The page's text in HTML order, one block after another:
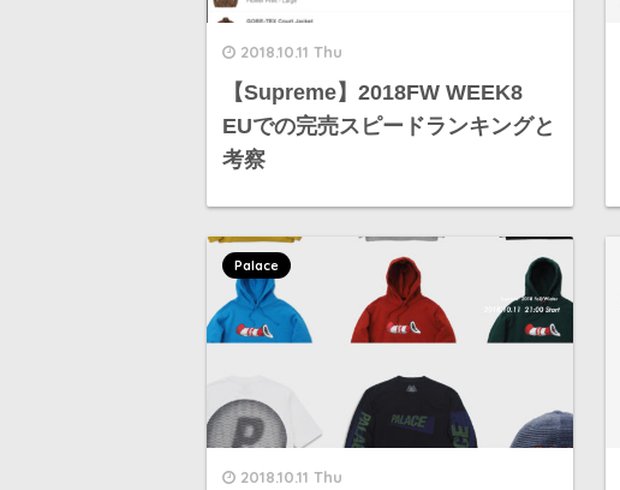
2018.10.11 Thu
【Supreme】2018FW WEEK8
EUでの完売スピードランキングと
考察
2018.10.11 Thu
Palace